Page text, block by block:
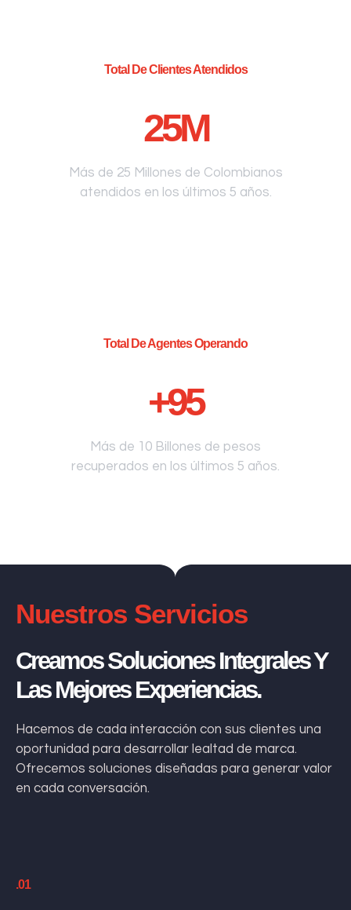
Total De Clientes Atendidos
25M
Más de 25 Millones de Colombianos
atendidos en los últimos 5 años.
Total De Agentes Operando
+95
Más de 10 Billones de pesos
recuperados en los últimos 5 años.
Nuestros Servicios
Creamos Soluciones Integrales Y
Las Mejores Experiencias.
Hacemos de cada interacción con sus clientes una
oportunidad para desarrollar lealtad de marca.
Ofrecemos soluciones diseñadas para generar valor
en cada conversación.
.01